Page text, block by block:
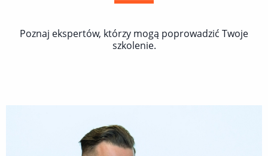
Poznaj ekspertów, którzy mogą poprowadzić Twoje
szkolenie.